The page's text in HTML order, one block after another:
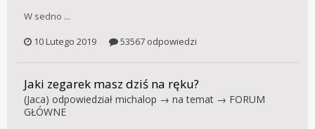
W sedno ...
10 Lutego 2019
53567 odpowiedzi
Jaki zegarek masz dziś na ręku?
(Jaca) odpowiedział michalop → na temat → FORUM
GŁÓWNE